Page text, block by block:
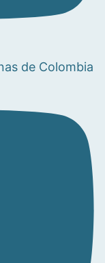
de Colombia